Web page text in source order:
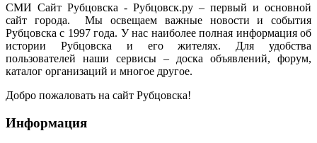
СМИ Сайт Рубцовска - Рубцовск.ру – первый и основной
сайт города. Мы освещаем важные новости и события
Рубцовска с 1997 года. У нас наиболее полная информация об
истории Рубцовска и его жителях. Для удобства
пользователей наши сервисы – доска объявлений, форум,
каталог организаций и многое другое.
Добро пожаловать на сайт Рубцовска!
Информация